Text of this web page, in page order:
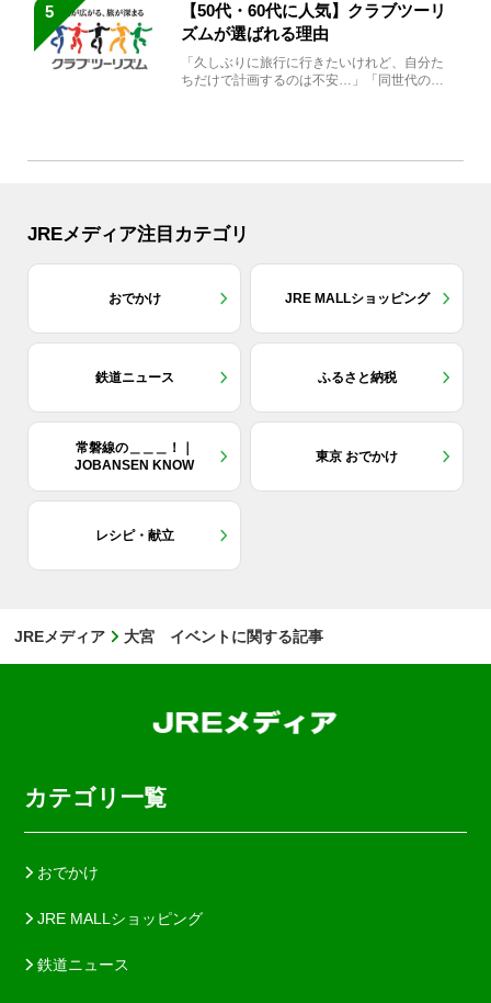
5
【50代・60代に人気】クラブツーリ
ズムが選ばれる理由
「久しぶりに旅行に行きたいけれど、自分た
ちだけで計画するのは不安…」「同世代の方
JREメディア注目カテゴリ
おでかけ JRE MALLショッピング
鉄道ニュース ふるさと納税
常磐線の＿＿＿！｜
JOBANSEN KNOW
東京 おでかけ
レシピ・献立
JREメディア 大宮 イベントに関する記事
カテゴリ一覧
おでかけ
JRE MALLショッピング
鉄道ニュース